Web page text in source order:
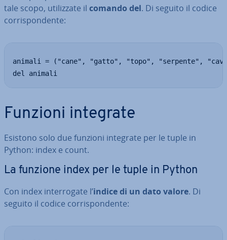
tale scopo, uti­liz­za­te il comando del. Di seguito il codice
cor­ri­spon­den­te:
animali = ("cane", "gatto", "topo", "serpente",
del animali
Funzioni integrate
Esistono solo due funzioni integrate per le tuple in
Python: index e count.
La funzione index per le tuple in Python
Con index in­ter­ro­ga­te l’indice di un dato valore. Di
seguito il codice cor­ri­spon­den­te: